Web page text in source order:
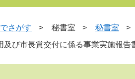
さがす > 秘書室 > 秘書室 >
及び市長賞交付に係る事業実施報告